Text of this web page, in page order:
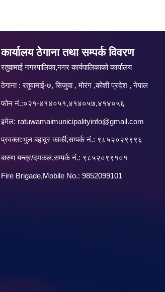
कार्यालय ठेगाना तथा सम्पर्क विवरण
रतुवामाई नगरपालिका,नगर कार्यपालिकाको कार्यालय
ठेगाना : रतुवामाई-७, सिजुवा , मोरंग ,कोशी प्रदेश , नेपाल
फोन नं.:०२१-४१४०५१,४१४०५७,४१४०५६
इमेल: ratuwamaimunicipalityinfo@gmail.com
प्रवक्ता:भुल बहादुर कार्की,सम्पर्क नं.: ९८५२०२९९९६
बारु‌ण यन्त्र/दमकल,सम्पर्क नं.: ९८५२०९९१०१
Fire Brigade,Mobile No.: 9852099101